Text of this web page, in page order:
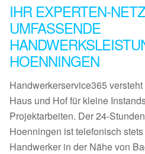
IHR EXPERTEN-
UMFASSENDE
HOENNINGEN
Handwerkerservice365
Haus und Hof für kleine
Projektarbeiten. Der 24-
Hoenningen ist telefonisch
Handwerker in der Nähe von